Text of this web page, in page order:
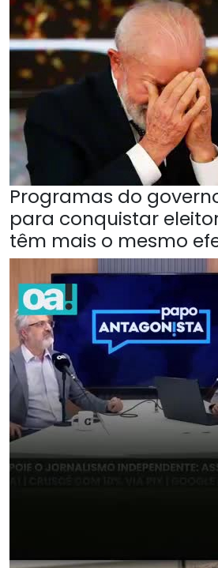
Programas do
para conquistar
têm mais o mesmo